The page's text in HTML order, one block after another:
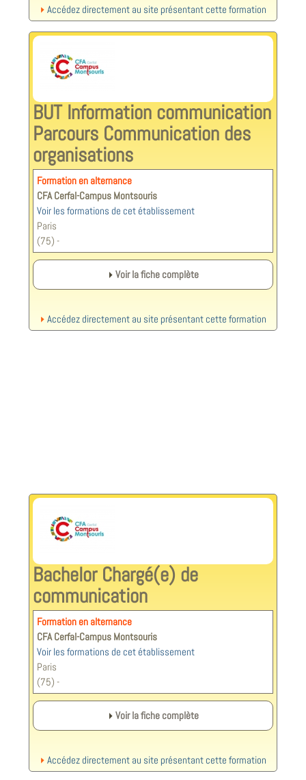
Accédez directement au site présentant cette formation
BUT Information communication
Parcours Communication des
organisations
Formation en alternance
CFA Cerfal-Campus Montsouris
Voir les formations de cet établissement
Paris
(75) -
Voir la fiche complète
Accédez directement au site présentant cette formation
Bachelor Chargé(e) de
communication
Formation en alternance
CFA Cerfal-Campus Montsouris
Voir les formations de cet établissement
Paris
(75) -
Voir la fiche complète
Accédez directement au site présentant cette formation